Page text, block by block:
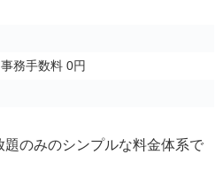
務手数料 0円
のみのシンプルな料金体系で